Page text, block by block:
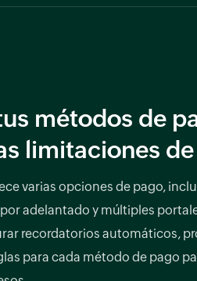
métodos de
limitaciones
varias opciones de pago,
adelantado y múltiples
recordatorios automáticos,
para cada método de pago